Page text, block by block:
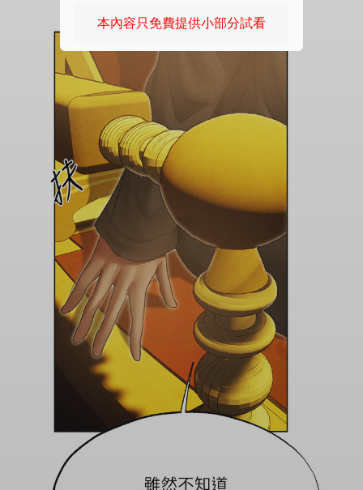
本內容只免費提供小部分試看